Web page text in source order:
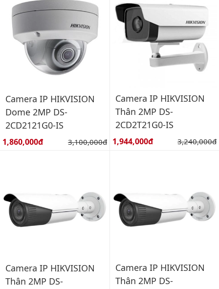
Camera IP HIKVISION
Dome 2MP DS-
2CD2121G0-IS
Giá bán:
1,860,000đ Giá gốc:
3,100,000đ
Camera IP HIKVISION
Thân 2MP DS-
2CD2T21G0-IS
Giá bán:
1,944,000đ Giá gốc:
3,240,000đ
Camera IP HIKVISION
Thân 2MP DS-
Camera IP HIKVISION
Thân 2MP DS-